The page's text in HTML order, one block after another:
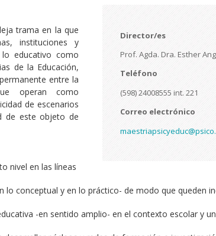
Director/es
Prof. Agda. Dra. Esther
Teléfono
(598) 24008555 int. 221
Correo electrónico
trama en la que
instituciones y
educativo como
de la Educación,
entre la
operan como
de escenarios
de este objeto de
nivel en las líneas
lo conceptual y en lo práctico- de modo que queden
-en sentido amplio- en el contexto escolar y